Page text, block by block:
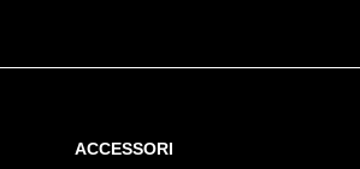
ACCESSORI